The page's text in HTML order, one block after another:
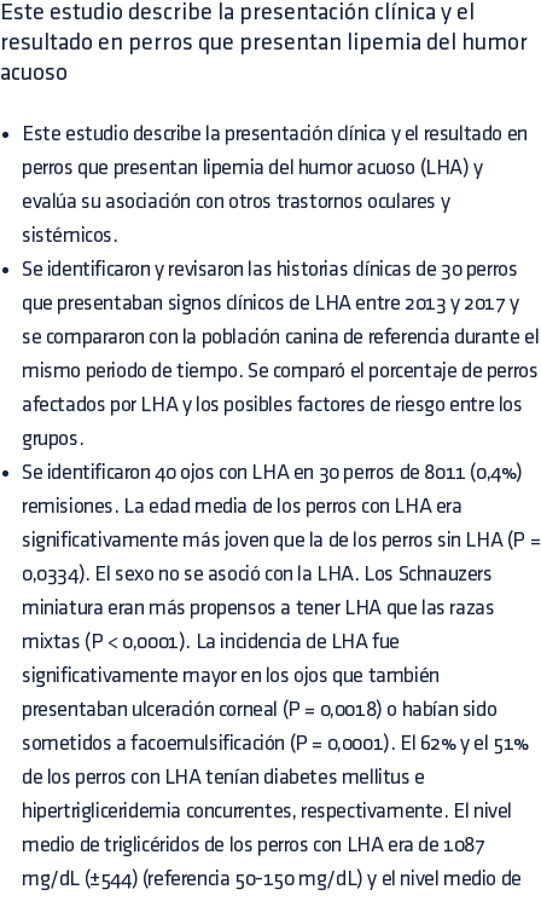
Este estudio describe la presentación clínica y el
resultado en perros que presentan lipemia del humor
acuoso
Este estudio describe la presentación clínica y el resultado en
perros que presentan lipemia del humor acuoso (LHA) y
evalúa su asociación con otros trastornos oculares y
sistémicos.
Se identificaron y revisaron las historias clínicas de 30 perros
que presentaban signos clínicos de LHA entre 2013 y 2017 y
se compararon con la población canina de referencia durante el
mismo periodo de tiempo. Se comparó el porcentaje de perros
afectados por LHA y los posibles factores de riesgo entre los
grupos.
Se identificaron 40 ojos con LHA en 30 perros de 8011 (0,4%)
remisiones. La edad media de los perros con LHA era
significativamente más joven que la de los perros sin LHA (P =
0,0334). El sexo no se asoció con la LHA. Los Schnauzers
miniatura eran más propensos a tener LHA que las razas
mixtas (P < 0,0001). La incidencia de LHA fue
significativamente mayor en los ojos que también
presentaban ulceración corneal (P = 0,0018) o habían sido
sometidos a facoemulsificación (P = 0,0001). El 62% y el 51%
de los perros con LHA tenían diabetes mellitus e
hipertrigliceridemia concurrentes, respectivamente. El nivel
medio de triglicéridos de los perros con LHA era de 1087
mg/dL (±544) (referencia 50-150 mg/dL) y el nivel medio de